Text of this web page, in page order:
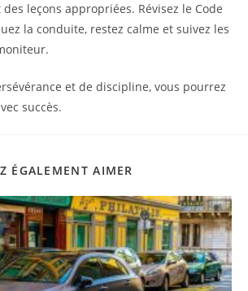
leçons appropriées. Révisez le Code
la conduite, restez calme et suivez les
et de discipline, vous pourrez
succès.
ÉGALEMENT AIMER